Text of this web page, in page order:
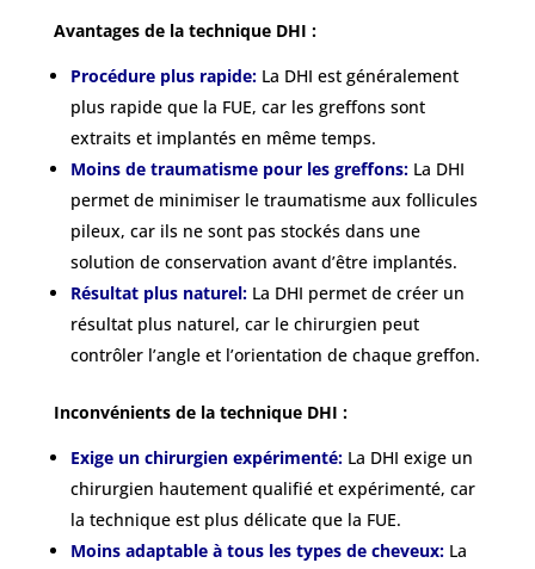
Avantages de la technique DHI :
Procédure plus rapide:La DHI est généralement
plus rapide que la FUE, car les greffons sont
extraits et implantés en même temps.
Moins de traumatisme pour les greffons:La DHI
permet de minimiser le traumatisme aux follicules
pileux, car ils ne sont pas stockés dans une
solution de conservation avant d’être implantés.
Résultat plus naturel:La DHI permet de créer un
résultat plus naturel, car le chirurgien peut
contrôler l’angle et l’orientation de chaque greffon.
Inconvénients de la technique DHI :
Exige un chirurgien expérimenté:La DHI exige un
chirurgien hautement qualifié et expérimenté, car
la technique est plus délicate que la FUE.
Moins adaptable à tous les types de cheveux:La